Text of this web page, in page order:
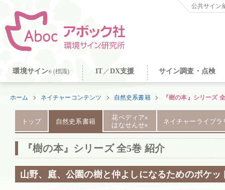
公共サイン
環境サイン® (標識) IT ／DX支援 サイン調査・点検
ホーム ネイチャーコンテンツ 自然史系書籍 『樹の本』シリーズ
トップ 自然史系書籍
花ペディア®
はなせんせ®
ネイチャーライブラ
『樹の本』シリーズ 全5巻 紹介
山野、庭、公園の樹と仲よしになるためのポケッ